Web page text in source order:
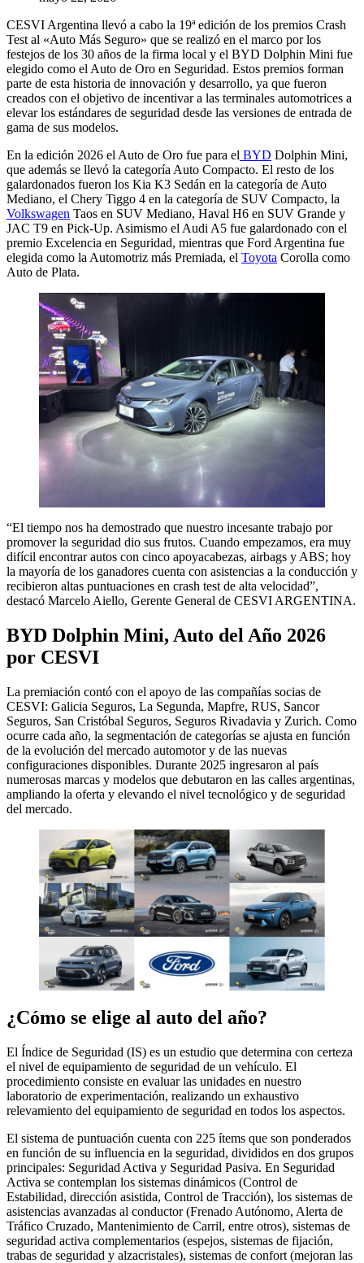
CESVI Argentina llevó a cabo la 19ª edición de los premios Crash
Test al «Auto Más Seguro» que se realizó en el marco por los
festejos de los 30 años de la firma local y el BYD Dolphin Mini fue
elegido como el Auto de Oro en Seguridad. Estos premios forman
parte de esta historia de innovación y desarrollo, ya que fueron
creados con el objetivo de incentivar a las terminales automotrices a
elevar los estándares de seguridad desde las versiones de entrada de
gama de sus modelos.
En la edición 2026 el Auto de Oro fue para el BYD Dolphin Mini,
que además se llevó la categoría Auto Compacto. El resto de los
galardonados fueron los Kia K3 Sedán en la categoría de Auto
Mediano, el Chery Tiggo 4 en la categoría de SUV Compacto, la
Volkswagen Taos en SUV Mediano, Haval H6 en SUV Grande y
JAC T9 en Pick-Up. Asimismo el Audi A5 fue galardonado con el
premio Excelencia en Seguridad, mientras que Ford Argentina fue
elegida como la Automotriz más Premiada, el Toyota Corolla como
Auto de Plata.
“El tiempo nos ha demostrado que nuestro incesante trabajo por
promover la seguridad dio sus frutos. Cuando empezamos, era muy
difícil encontrar autos con cinco apoyacabezas, airbags y ABS; hoy
la mayoría de los ganadores cuenta con asistencias a la conducción y
recibieron altas puntuaciones en crash test de alta velocidad”,
destacó Marcelo Aiello, Gerente General de CESVI ARGENTINA.
BYD Dolphin Mini, Auto del Año 2026
por CESVI
La premiación contó con el apoyo de las compañías socias de
CESVI: Galicia Seguros, La Segunda, Mapfre, RUS, Sancor
Seguros, San Cristóbal Seguros, Seguros Rivadavia y Zurich. Como
ocurre cada año, la segmentación de categorías se ajusta en función
de la evolución del mercado automotor y de las nuevas
configuraciones disponibles. Durante 2025 ingresaron al país
numerosas marcas y modelos que debutaron en las calles argentinas,
ampliando la oferta y elevando el nivel tecnológico y de seguridad
del mercado.
¿Cómo se elige al auto del año?
El Índice de Seguridad (IS) es un estudio que determina con certeza
el nivel de equipamiento de seguridad de un vehículo. El
procedimiento consiste en evaluar las unidades en nuestro
laboratorio de experimentación, realizando un exhaustivo
relevamiento del equipamiento de seguridad en todos los aspectos.
El sistema de puntuación cuenta con 225 ítems que son ponderados
en función de su influencia en la seguridad, divididos en dos grupos
principales: Seguridad Activa y Seguridad Pasiva. En Seguridad
Activa se contemplan los sistemas dinámicos (Control de
Estabilidad, dirección asistida, Control de Tracción), los sistemas de
asistencias avanzadas al conductor (Frenado Autónomo, Alerta de
Tráfico Cruzado, Mantenimiento de Carril, entre otros), sistemas de
seguridad activa complementarios (espejos, sistemas de fijación,
trabas de seguridad y alzacristales), sistemas de confort (mejoran las